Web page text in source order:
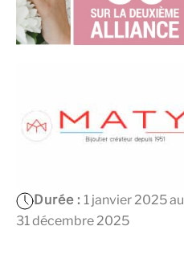
Durée : 1 janvier 2025 au
31 décembre 2025